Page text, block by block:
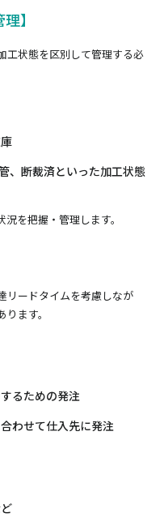
】
工状態を区別して管理する必
、断裁済といった加工状態
を把握・管理します。
リードタイムを考慮しなが
ます。
るための発注
わせて仕入先に発注